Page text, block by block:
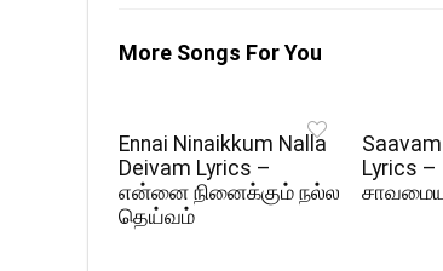
More Songs For You
Ennai Ninaikkum Nalla
Deivam Lyrics –
என்னை நினைக்கும் நல்ல
தெய்வம்
Lyrics –